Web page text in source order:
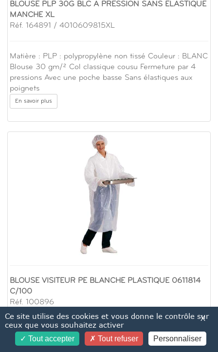
BLOUSE PLP 30G BLC A PRESSION SANS ELASTIQUE
MANCHE XL
Réf. 164891 / 4010609815XL
Matière : PLP : polypropylène non tissé Couleur : BLANC
Blouse 30 gm/² Col classique cousu Fermeture par 4
pressions Avec une poche basse Sans élastiques aux
poignets
En savoir plus
BLOUSE VISITEUR PE BLANCHE PLASTIQUE 0611814
C/100
Réf. 100896
Blouse en polyéthylène blanc Col officier Fermeture à 3
pressions Sans poche Sans élastiques aux poignets
X
Ce site utilise des cookies et vous donne le contrôle sur
ceux que vous souhaitez activer
Tout accepter Tout refuser Personnaliser